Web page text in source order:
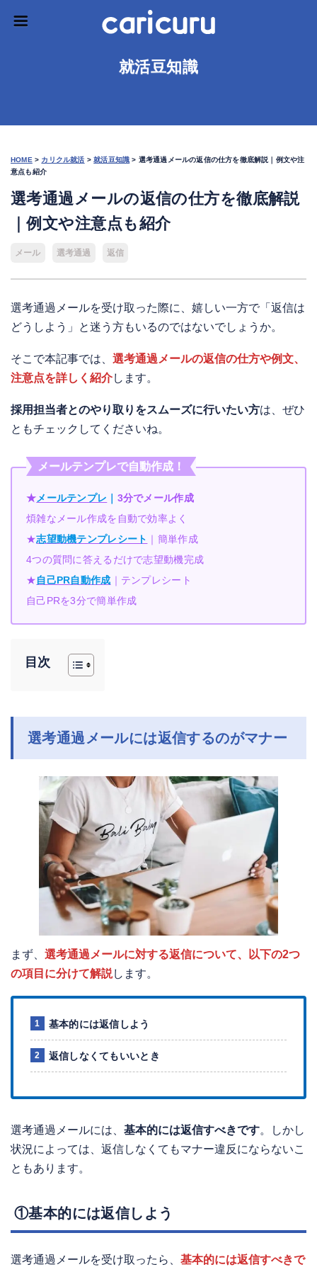
就活豆知識
HOME > カリクル就活 >就活豆知識 > 選考通過メールの返信の仕方を徹底解説｜例文や注
意点も紹介
選考通過メールの返信の仕方を徹底解説
｜例文や注意点も紹介
メール 選考通過 返信
選考通過メールを受け取った際に、嬉しい一方で「返信は
どうしよう」と迷う方もいるのではないでしょうか。
そこで本記事では、 選考通過メールの返信の仕方や例文、
注意点を詳しく紹介します。
採用担当者とのやり取りをスムーズに行いたい方は、ぜひ
ともチェックしてくださいね。
メールテンプレで自動作成！
★メールテンプレ
3分でメール作成
煩雑なメール作成を自動で効率よく
★志望動機テンプレシート ｜簡単作成
4つの質問に答えるだけで志望動機完成
★自己PR自動作成 ｜テンプレシート
自己PRを3分で簡単作成
目次
選考通過メールには返信するのがマナー
まず、 選考通過メールに対する返信について、以下の2つ
の項目に分けて解説します。
基本的には返信しよう
返信しなくてもいいとき
選考通過メールには、 基本的には返信すべきです。しかし
状況によっては、返信しなくてもマナー違反にならないこ
ともあります。
①基本的には返信しよう
選考通過メールを受け取ったら、 基本的には返信すべきで